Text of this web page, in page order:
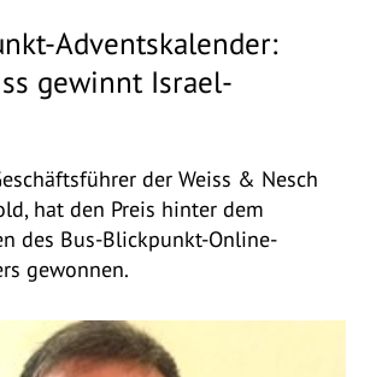
Adventskalender:
gewinnt Israel-
der Weiss & Nesch
hat den Preis hinter dem
des Bus-Blickpunkt-Online-
gewonnen.